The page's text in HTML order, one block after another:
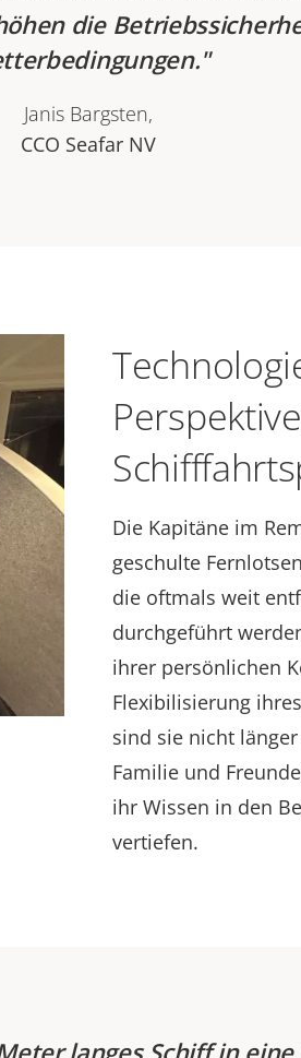
die
Janis Bargsten,
CCO Seafar NV
Die Kapitäne im
geschulte
die oftmals weit
durchgeführt
ihrer persönlichen
Flexibilisierung
sind sie nicht
Familie und
ihr Wissen in den
vertiefen.